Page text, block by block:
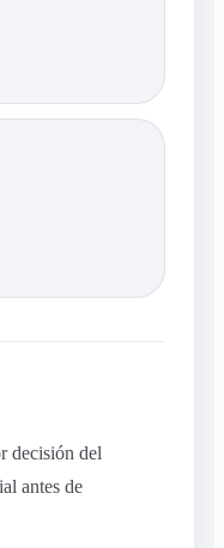
decisión del
antes de